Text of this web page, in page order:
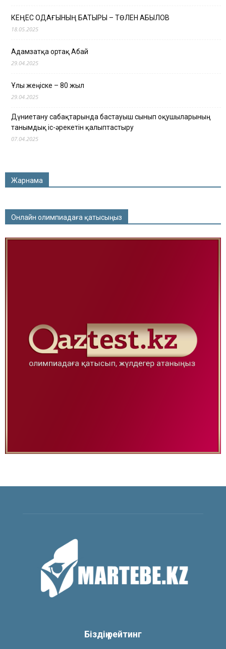
КЕҢЕС ОДАҒЫНЫҢ БАТЫРЫ – ТӨЛЕН ҚАБЫЛОВ
18.05.2025
Адамзатқа ортақ Абай
29.04.2025
Ұлы жеңіске – 80 жыл
29.04.2025
Дүниетану сабақтарында бастауыш сынып оқушыларының
танымдық іс-әрекетін қалыптастыру
07.04.2025
Жарнама
Онлайн олимпиадаға қатысыңыз
Біздің рейтинг